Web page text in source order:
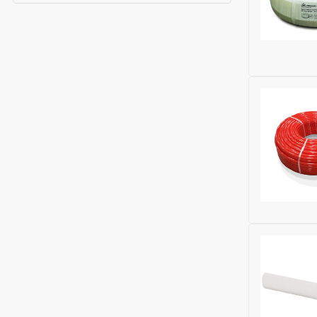
Наличие
Толщина
ДУ трубы,
Диаметр
Рабочее
Наличие
Толщина
Рабочее
Материал